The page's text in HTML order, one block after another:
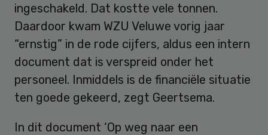
ingeschakeld. Dat kostte vele tonnen.
Daardoor kwam WZU Veluwe vorig jaar
“ernstig” in de rode cijfers, aldus een intern
document dat is verspreid onder het
personeel. Inmiddels is de financiële situatie
ten goede gekeerd, zegt Geertsema.
In dit document ‘Op weg naar een